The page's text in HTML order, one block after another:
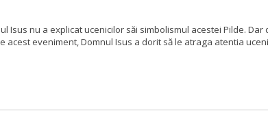
Isus nu a explicat ucenicilor săi simbolismul acestei Pilde.
acest eveniment, Domnul Isus a dorit să le atraga atentia